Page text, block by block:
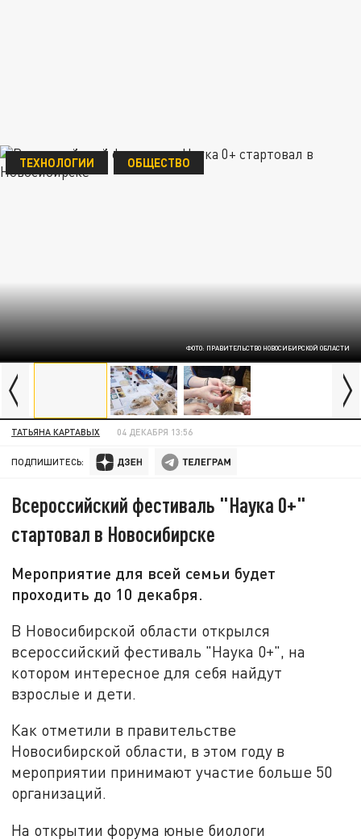
ФОТО: ПРАВИТЕЛЬСТВО НОВОСИБИРСКОЙ ОБЛАСТИ
ТЕХНОЛОГИИ ОБЩЕСТВО
ТАТЬЯНА КАРТАВЫХ 04 ДЕКАБРЯ 13:56
ПОДПИШИТЕСЬ:
Всероссийский фестиваль "Наука 0+"
стартовал в Новосибирске
Мероприятие для всей семьи будет
проходить до 10 декабря.
В Новосибирской области открылся
всероссийский фестиваль "Наука 0+", на
котором интересное для себя найдут
взрослые и дети.
Как отметили в правительстве
Новосибирской области, в этом году в
мероприятии принимают участие больше 50
организаций.
На открытии форума юные биологи